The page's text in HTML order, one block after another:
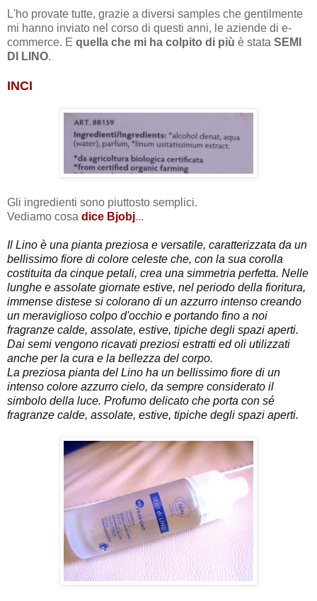
L'ho provate tutte, grazie a diversi samples che gentilmente
mi hanno inviato nel corso di questi anni, le aziende di e-
commerce. E quella che mi ha colpito di più è stata SEMI
DI LINO.
INCI
Gli ingredienti sono piuttosto semplici.
Vediamo cosa dice Bjobj...
Il Lino è una pianta preziosa e versatile, caratterizzata da un
bellissimo fiore di colore celeste che, con la sua corolla
costituita da cinque petali, crea una simmetria perfetta. Nelle
lunghe e assolate giornate estive, nel periodo della fioritura,
immense distese si colorano di un azzurro intenso creando
un meraviglioso colpo d'occhio e portando fino a noi
fragranze calde, assolate, estive, tipiche degli spazi aperti.
Dai semi vengono ricavati preziosi estratti ed oli utilizzati
anche per la cura e la bellezza del corpo.
La preziosa pianta del Lino ha un bellissimo fiore di un
intenso colore azzurro cielo, da sempre considerato il
simbolo della luce. Profumo delicato che porta con sé
fragranze calde, assolate, estive, tipiche degli spazi aperti.